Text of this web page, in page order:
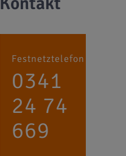
Festnetztelefon
0341
24 74
669